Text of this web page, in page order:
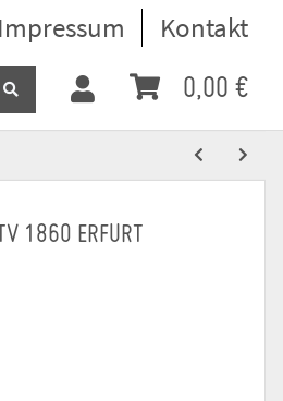
Impressum Kontakt
0,00 €
1860 ERFURT